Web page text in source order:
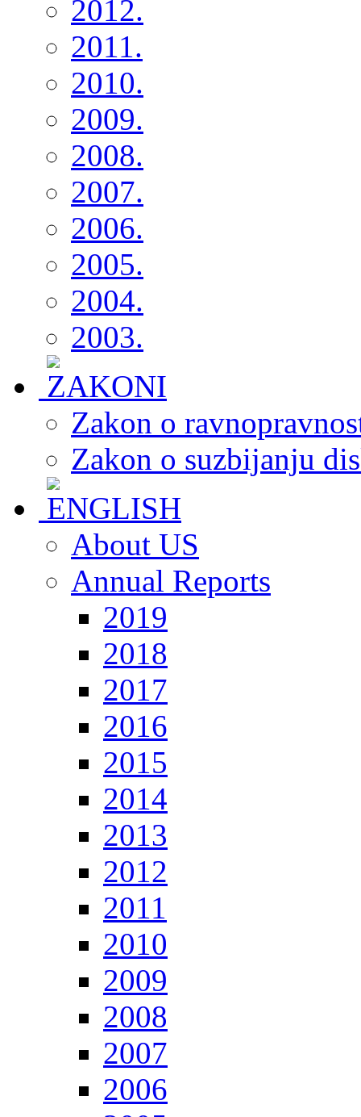
2012.
2011.
2010.
2009.
2008.
2007.
2006.
2005.
2004.
2003.
Zakon o
Zakon o suzbijanju
About US
Annual Reports
2019
2018
2017
2016
2015
2014
2013
2012
2011
2010
2009
2008
2007
2006